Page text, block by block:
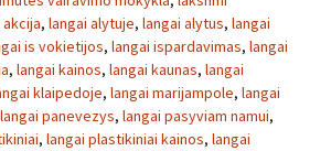
, langai alytuje, langai alytus, langai
is vokietijos, langai ispardavimas, langai
, langai kainos, langai kaunas, langai
klaipedoje, langai marijampole, langai
langai panevezys, langai pasyviam namui,
, langai plastikiniai kainos, langai